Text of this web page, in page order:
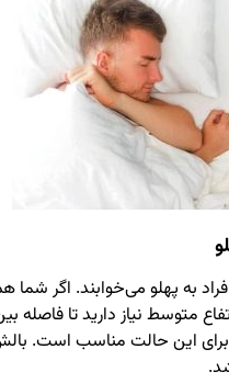
درصد افراد به پهلو می‌خوابند.
متوسط نیاز دارید تا فاصله
برای این حالت مناسب است.